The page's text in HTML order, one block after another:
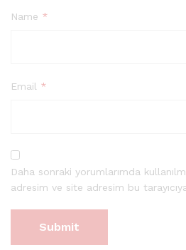
Name *
Email *
Daha sonraki yorumlarımda
adresim ve site adresim bu